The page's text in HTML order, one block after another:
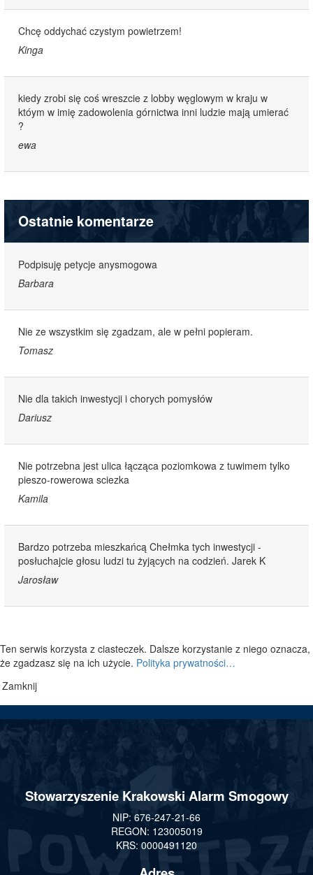
Chcę oddychać czystym powietrzem!
Kinga
kiedy zrobi się coś wreszcie z lobby węglowym w kraju w
któym w imię zadowolenia górnictwa inni ludzie mają umierać
?
ewa
Ostatnie komentarze
Podpisuję petycje anysmogowa
Barbara
Nie ze wszystkim się zgadzam, ale w pełni popieram.
Tomasz
Nie dla takich inwestycji i chorych pomysłów
Dariusz
Nie potrzebna jest ulica łącząca poziomkowa z tuwimem tylko
pieszo-rowerowa sciezka
Kamila
Bardzo potrzeba mieszkańcą Chełmka tych inwestycji -
posłuchajcie głosu ludzi tu żyjących na codzień. Jarek K
Jarosław
Ten serwis korzysta z ciasteczek. Dalsze korzystanie z niego oznacza,
że zgadzasz się na ich użycie. Polityka prywatności…
Zamknij
Stowarzyszenie Krakowski Alarm Smogowy
NIP: 676-247-21-66
REGON: 123005019
KRS: 0000491120